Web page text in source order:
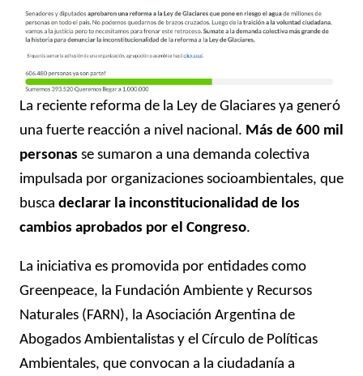
La reciente reforma de la Ley de Glaciares ya generó
una fuerte reacción a nivel nacional. Más de 600 mil
personas se sumaron a una demanda colectiva
impulsada por organizaciones socioambientales, que
busca declarar la inconstitucionalidad de los
cambios aprobados por el Congreso.
La iniciativa es promovida por entidades como
Greenpeace, la Fundación Ambiente y Recursos
Naturales (FARN), la Asociación Argentina de
Abogados Ambientalistas y el Círculo de Políticas
Ambientales, que convocan a la ciudadanía a